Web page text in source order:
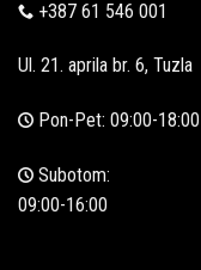
+387 61 546 001
Ul. 21. aprila br. 6, Tuzla
Pon-Pet: 09:00-18:00
Subotom:
09:00-16:00